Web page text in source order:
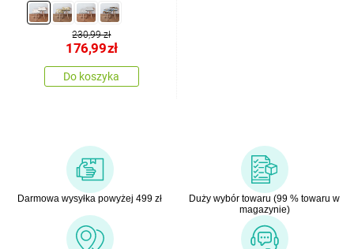
230,99 zł
176,99zł
Do koszyka
Darmowa wysyłka powyżej 499 zł
Duży wybór towaru (99 % towaru w
magazynie)